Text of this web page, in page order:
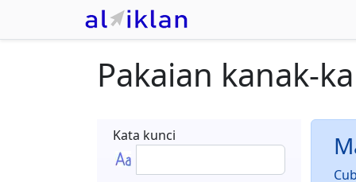
Pakaian kanak-
Kata kunci